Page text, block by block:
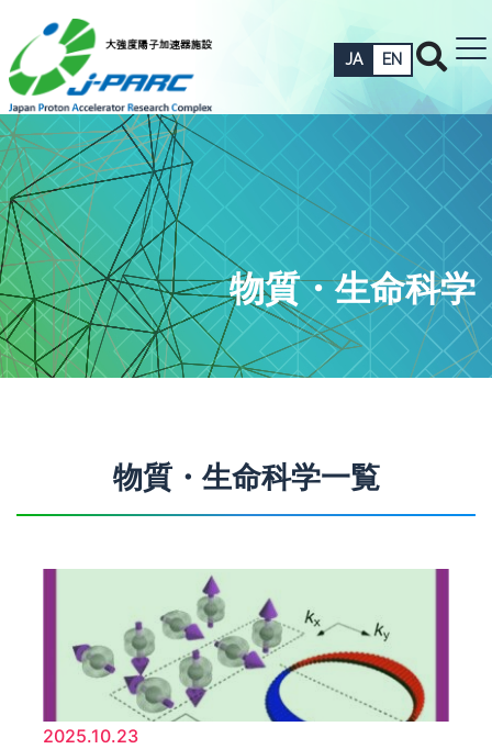
JA EN
物質・生命科学
物質・生命科学一覧
2025.10.23